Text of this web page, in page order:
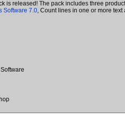
is released! The pack includes three
Software 7.0, Count lines in one or more text